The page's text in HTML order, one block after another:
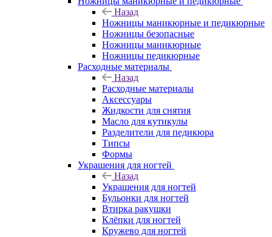
Назад
Ножницы маникюрные и педикюрные
Ножницы безопасные
Ножницы маникюрные
Ножницы педикюрные
Расходные материалы
Назад
Расходные материалы
Аксессуары
Жидкости для снятия
Масло для кутикулы
Разделители для педикюра
Типсы
Формы
Украшения для ногтей
Назад
Украшения для ногтей
Бульонки для ногтей
Втирка ракушки
Клёпки для ногтей
Кружево для ногтей